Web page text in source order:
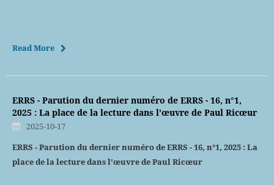
Read More
ERRS - Parution du dernier numéro de ERRS - 16, n°1,
2025 : La place de la lecture dans l'œuvre de Paul Ricœur
2025-10-17
ERRS - Parution du dernier numéro de ERRS - 16, n°1, 2025 : La
place de la lecture dans l'œuvre de Paul Ricœur